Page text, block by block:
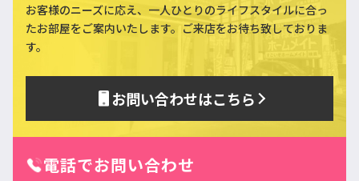
お客様のニーズに応え、一人ひとりのライフスタイルに合っ
たお部屋をご案内いたします。ご来店をお待ち致しておりま
す。
お問い合わせはこちら
電話でお問い合わせ